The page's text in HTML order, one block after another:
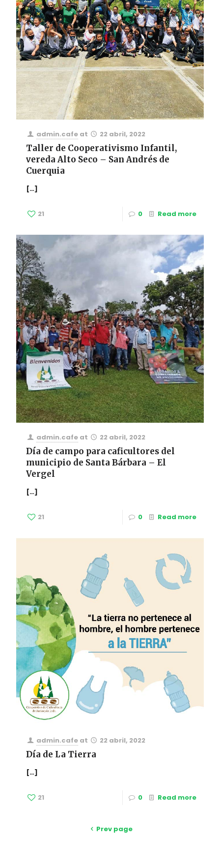
admin.cafe at 22 abril, 2022
Taller de Cooperativismo Infantil,
vereda Alto Seco – San Andrés de
Cuerquia
[…]
21 0 Read more
admin.cafe at 22 abril, 2022
Día de campo para caficultores del
municipio de Santa Bárbara – El
Vergel
[…]
21 0 Read more
admin.cafe at 22 abril, 2022
Día de La Tierra
[…]
21 0 Read more
Prev page